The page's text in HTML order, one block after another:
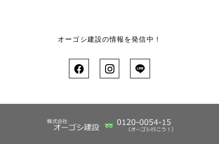
オーゴシ建設の情報を発信中！